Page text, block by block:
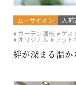
ムーサイオン
人前
ガーデン演出
ゲス
オリジナル アット
絆が深まる温か